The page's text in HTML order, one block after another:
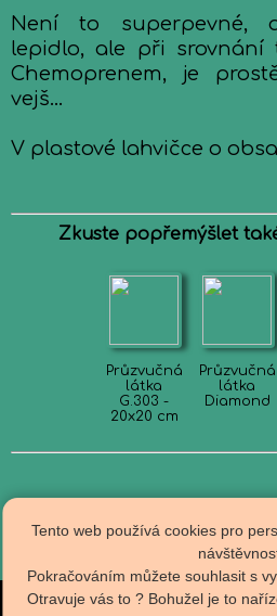
Není to superpevné,
lepidlo, ale při srovnání
Chemoprenem, je
vejš...
V plastové lahvičce o
Zkuste popřemýšlet
Průzvučná
látka
G.303 -
20x20 cm
Průzvučná
látka
Diamond
Tento web používá cookies pro
Pokračováním můžete souhlasit s
Otravuje vás to ? Bohužel je to